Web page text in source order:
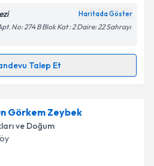
işlenmesine ilişkin
Aydınlatma
ve kişisel verilerimin belirtilen
Talebini Gönder
Haritada Göster
No: 274 B Blok Kat : 2 Daire: 22 Sahrayı
Talep Et
Talebi
için randevu takvimi talebi
randevu almanız için bir
e-posta ile bilgilendireceğiz.
Görkem Zeybek
ve Doğum